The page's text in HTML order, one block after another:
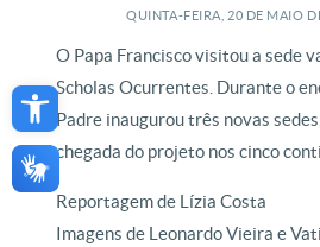
Open toolbar
QUINTA-FEIRA, 20 DE MAIO
O Papa Francisco visitou a sede
Scholas Ocurrentes. Durante o
Padre inaugurou três novas
chegada do projeto nos cinco
Reportagem de Lízia Costa
Imagens de Leonardo Vieira e